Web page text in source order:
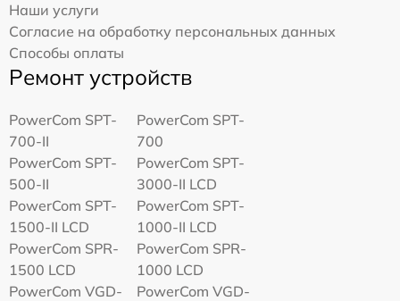
Наши услуги
Согласие на обработку персональных данных
Способы оплаты
Ремонт устройств
PowerCom SPT-
700-II
PowerCom SPT-
700
PowerCom SPT-
500-II
PowerCom SPT-
3000-II LCD
PowerCom SPT-
1500-II LCD
PowerCom SPT-
1000-II LCD
PowerCom SPR-
1500 LCD
PowerCom SPR-
1000 LCD
PowerCom VGD-
PowerCom VGD-